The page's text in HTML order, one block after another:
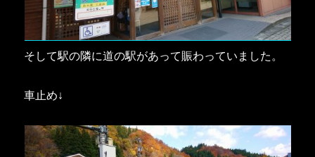
そして駅の隣に道の駅があって賑わっていました。
車止め↓